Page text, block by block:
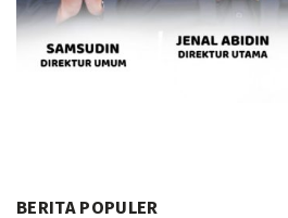
BERITA POPULER